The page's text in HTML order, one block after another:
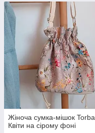
Жіноча сумка-мішок Torba
Квіти на сірому фоні